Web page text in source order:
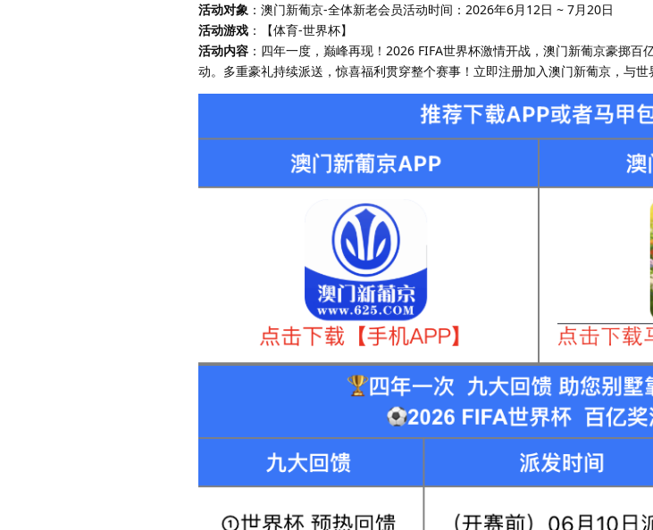
活动对象 ：澳门新葡京-全体新老会员活动时间：2026年6月12日 ~ 7月20日
活动游戏 ：【体育-世界杯】
活动内容 ：四年一度，巅峰再现！2026 FIFA世界杯激情开战，澳门新葡京豪掷
动。多重豪礼持续派送，惊喜福利贯穿整个赛事！立即注册加入澳门新葡京，与世